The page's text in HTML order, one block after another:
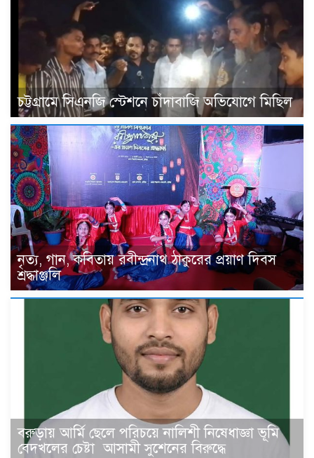
চট্টগ্রামে সিএনজি স্টেশনে চাঁদাবাজি অভিযোগে মিছিল
নৃত্য, গান, কবিতায় রবীন্দ্রনাথ ঠাকুরের প্রয়াণ দিবস
শ্রদ্ধাঞ্জলি
বরুড়ায় আর্মি ছেলে পরিচয়ে নালিশী নিষেধাজ্ঞা ভূমি
বেদখলের চেষ্টা আসামী সুশেনের বিরুদ্ধে